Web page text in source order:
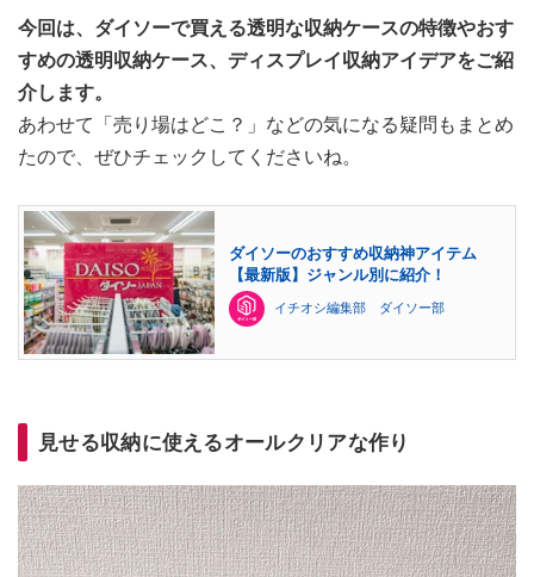
今回は、ダイソーで買える透明な収納ケースの特徴やおす
すめの透明収納ケース、ディスプレイ収納アイデアをご紹
介します。
あわせて「売り場はどこ？」などの気になる疑問もまとめ
たので、ぜひチェックしてくださいね。
ダイソーのおすすめ収納神アイテム
【最新版】ジャンル別に紹介！
イチオシ編集部 ダイソー部
見せる収納に使えるオールクリアな作り